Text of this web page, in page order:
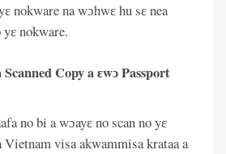
nokware na wɔhwɛ hu sɛ nea
nokware.
Copy a ɛwɔ Passport
no bi a wɔayɛ no scan no yɛ
Vietnam visa akwammisa krataa a